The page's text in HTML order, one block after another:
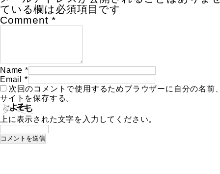
ている欄は必須項目です
Comment *
Name *
Email
*
次回のコメントで使用するためブラウザーに自分の名前
サイトを保存する。
上に表示された文字を入力してください。